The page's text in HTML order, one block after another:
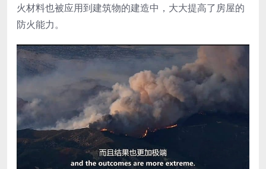
火材料也被应用到建筑物的建造中，大大提高了房屋的
防火能力。